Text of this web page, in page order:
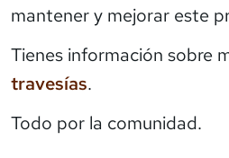
mantener y mejorar este
Tienes información sobre
travesías.
Todo por la comunidad.